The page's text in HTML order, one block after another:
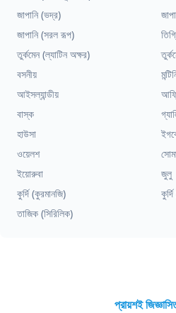
জাপানি (ভদ্র)
জাপানি (সরল রূপ)
তুর্কমেন (ল্যাটিন অক্ষর)
বসনীয়
আইসল্যান্ডীয়
বাস্ক
হাউসা
ওয়েলশ
ইয়োরুবা
জুলু
কুর্দি (কুরমানজি)
তাজিক (সিরিলিক)
প্রায়শই